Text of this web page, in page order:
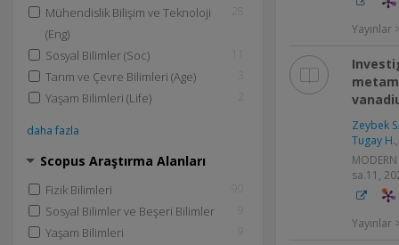
Mühendislik Bilişim ve Teknoloji
(Eng)
Sosyal Bilimler (Soc)
Tarım ve Çevre Bilimleri (Age)
Yaşam Bilimleri (Life)
daha fazla
Scopus Araştırma Alanları
Fizik Bilimleri
Sosyal Bilimler ve Beşeri Bilimler
Yaşam Bilimleri
Yayınlar
Zeybek S.
Tugay H.
sa.11,
Yayınlar